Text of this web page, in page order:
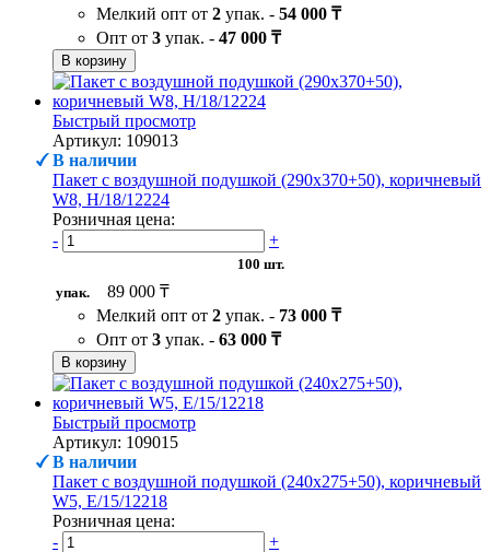
Мелкий опт от 2 упак. - 54 000 ₸
Опт от 3 упак. - 47 000 ₸
В корзину
Быстрый просмотр
Артикул: 109013
В наличии
Пакет с воздушной подушкой (290х370+50), коричневый
W8, H/18/12224
Розничная цена:
-
+
100 шт.
упак.
89 000 ₸
Мелкий опт от 2 упак. - 73 000 ₸
Опт от 3 упак. - 63 000 ₸
В корзину
Быстрый просмотр
Артикул: 109015
В наличии
Пакет с воздушной подушкой (240х275+50), коричневый
W5, Е/15/12218
Розничная цена:
-
+